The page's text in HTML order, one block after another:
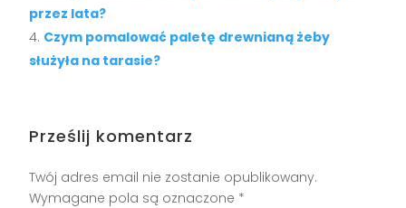
przez lata?
Czym pomalować paletę drewnianą żeby
służyła na tarasie?
Prześlij komentarz
Twój adres email nie zostanie opublikowany.
Wymagane pola są oznaczone *